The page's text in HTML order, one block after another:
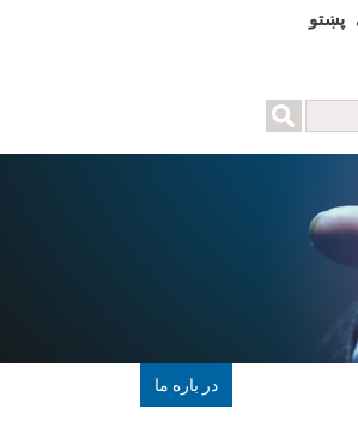
پښتو
در باره ما